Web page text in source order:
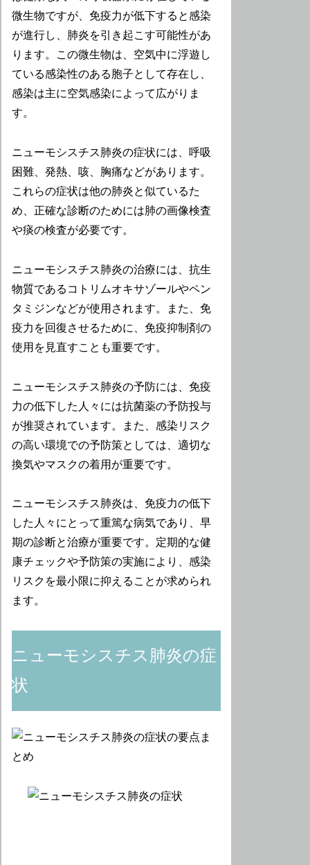
微生物ですが、免疫力が低下すると感染
が進行し、肺炎を引き起こす可能性があ
ります。この微生物は、空気中に浮遊し
ている感染性のある胞子として存在し、
感染は主に空気感染によって広がりま
す。
ニューモシスチス肺炎の症状には、呼吸
困難、発熱、咳、胸痛などがあります。
これらの症状は他の肺炎と似ているた
め、正確な診断のためには肺の画像検査
や痰の検査が必要です。
ニューモシスチス肺炎の治療には、抗生
物質であるコトリムオキサゾールやペン
タミジンなどが使用されます。また、免
疫力を回復させるために、免疫抑制剤の
使用を見直すことも重要です。
ニューモシスチス肺炎の予防には、免疫
力の低下した人々には抗菌薬の予防投与
が推奨されています。また、感染リスク
の高い環境での予防策としては、適切な
換気やマスクの着用が重要です。
ニューモシスチス肺炎は、免疫力の低下
した人々にとって重篤な病気であり、早
期の診断と治療が重要です。定期的な健
康チェックや予防策の実施により、感染
リスクを最小限に抑えることが求められ
ます。
ニューモシスチス肺炎の症
状